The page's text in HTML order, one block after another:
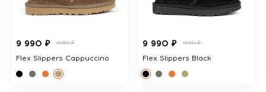
9 990 ₽ 16360 ₽
Flex Slippers Cappuccino
9 990 ₽ 16360 ₽
Flex Slippers Black